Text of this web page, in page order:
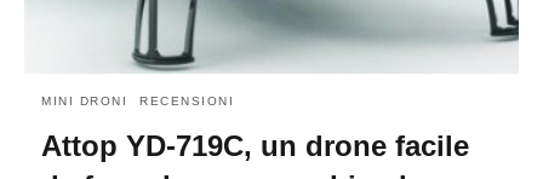
MINI DRONI RECENSIONI
Attop YD-719C, un drone facile